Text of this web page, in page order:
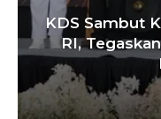
Staf
Komitmen
Program…
5 Agu 2026